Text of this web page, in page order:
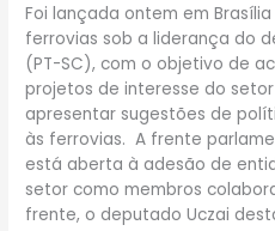
Foi lançada ontem em
ferrovias sob a liderança do
(PT-SC), com o objetivo de
projetos de interesse do
apresentar sugestões de
às ferrovias. A frente
está aberta à adesão de
setor como membros
frente, o deputado Uczai